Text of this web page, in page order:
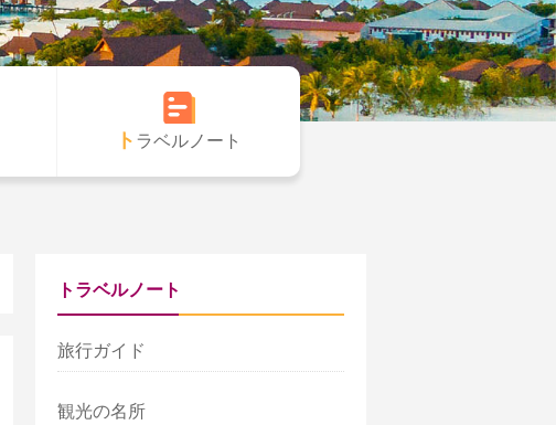
トラベルノート
トラベルノート
旅行ガイド
観光の名所